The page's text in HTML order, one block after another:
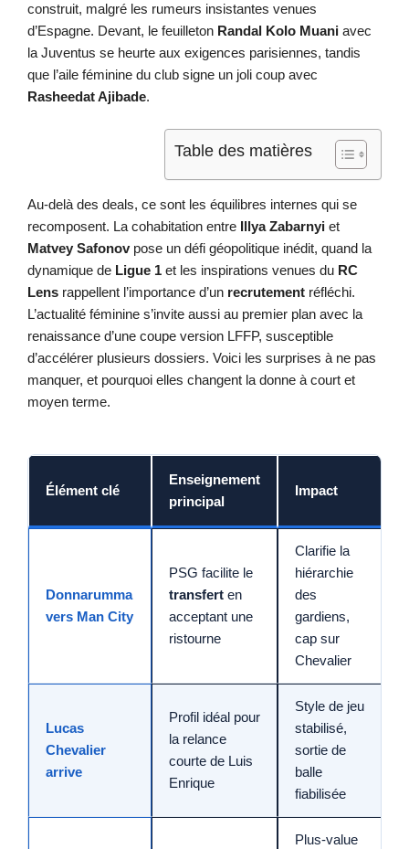
construit, malgré les rumeurs insistantes venues
d’Espagne. Devant, le feuilleton Randal Kolo Muani avec
la Juventus se heurte aux exigences parisiennes, tandis
que l’aile féminine du club signe un joli coup avec
Rasheedat Ajibade.
Table des matières
Au-delà des deals, ce sont les équilibres internes qui se
recomposent. La cohabitation entre Illya Zabarnyi et
Matvey Safonovpose un défi géopolitique inédit, quand la
dynamique de Ligue 1 et les inspirations venues du RC
Lens rappellent l’importance d’un recrutement réfléchi.
L’actualité féminine s’invite aussi au premier plan avec la
renaissance d’une coupe version LFFP, susceptible
d’accélérer plusieurs dossiers. Voici les surprises à ne pas
manquer, et pourquoi elles changent la donne à court et
moyen terme.
Élément clé
Enseignement
principal
Impact
Donnarumma
vers Man City
PSG facilite le
transfert en
acceptant une
ristourne
Clarifie la
hiérarchie
des
gardiens,
cap sur
Chevalier
Lucas
Chevalier
arrive
Profil idéal pour
la relance
courte de Luis
Enrique
Style de jeu
stabilisé,
sortie de
balle
fiabilisée
Plus-value